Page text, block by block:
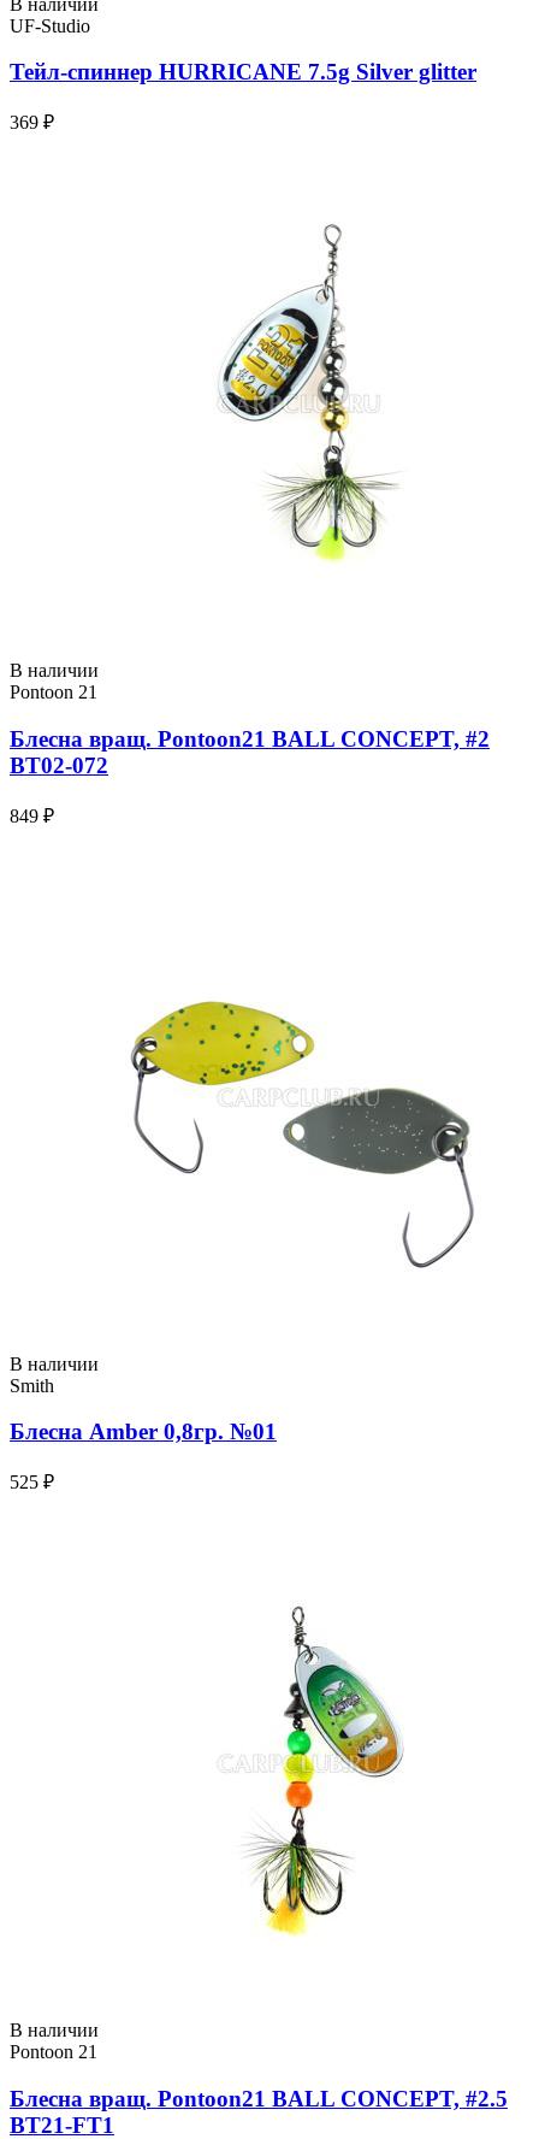
UF-Studio
Тейл-спиннер HURRICANE 7.5g Silver glitter
369 ₽
В наличии
Pontoon 21
Блесна вращ. Pontoon21 BALL CONCEPT, #2
BT02-072
849 ₽
В наличии
Smith
Блесна Amber 0,8гр. №01
525 ₽
В наличии
Pontoon 21
Блесна вращ. Pontoon21 BALL CONCEPT, #2.5
BT21-FT1